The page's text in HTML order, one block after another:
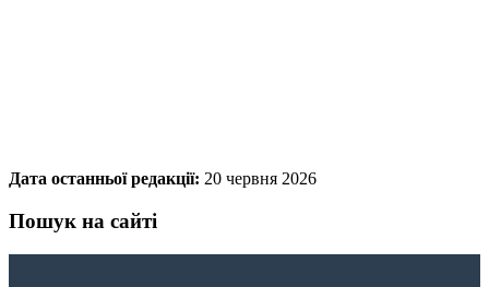
Дата останньої редакції: 20 червня 2026
Пошук на сайті